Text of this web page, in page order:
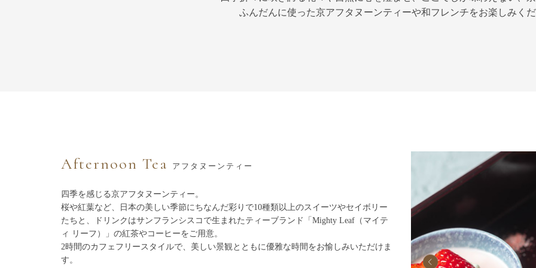
ふんだんに使った京アフタヌーンティーや和フレンチをお楽しみく
Afternoon Tea アフタヌーンティー
四季を感じる京アフタヌーンティー。
桜や紅葉など、日本の美しい季節にちなんだ彩りで10種類以上のスイーツやセイボリー
たちと、ドリンクはサンフランシスコで生まれたティーブランド「Mighty Leaf（マイテ
ィ リーフ）」の紅茶やコーヒーをご用意。
2時間のカフェフリースタイルで、美しい景観とともに優雅な時間をお愉しみいただけま
す。